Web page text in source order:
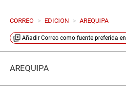
CORREO > EDICION > AREQUIPA
Añadir Correo como fuente preferida en
AREQUIPA